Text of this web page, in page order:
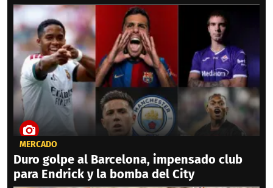
MERCADO
Duro golpe al Barcelona, impensado club
para Endrick y la bomba del City